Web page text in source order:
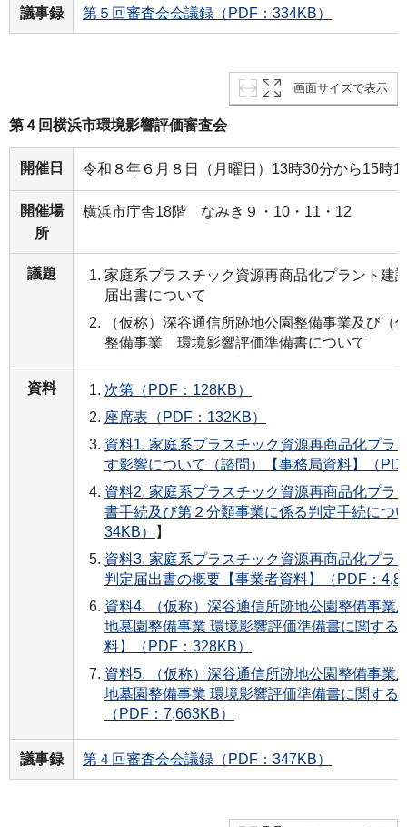
議事録 第５回審査会会議録（PDF：334KB）
画面サイズで表示
第４回横浜市環境影響評価審査会
開催日 令和８年６月８日（月曜日）13時30分から15時
開催場
所
横浜市庁舎18階 なみき９・10・11・12
議題
家庭系プラスチック資源再商品化プラント
届出書について
（仮称）深谷通信所跡地公園整備事業及び（
整備事業 環境影響評価準備書について
資料
次第（PDF：128KB）
座席表（PDF：132KB）
資料1. 家庭系プラスチック資源再商品化プラ
す影響について（諮問）【事務局資料】（
資料2. 家庭系プラスチック資源再商品化プラ
書手続及び第２分類事業に係る判定手続につ
34KB）
】
資料3. 家庭系プラスチック資源再商品化プラ
判定届出書の概要【事業者資料】（PDF：
資料4. （仮称）深谷通信所跡地公園整備事業
地墓園整備事業 環境影響評価準備書に関する
料】（PDF：328KB）
資料5. （仮称）深谷通信所跡地公園整備事業
地墓園整備事業 環境影響評価準備書に関する
（PDF：7,663KB）
議事録 第４回審査会会議録（PDF：347KB）